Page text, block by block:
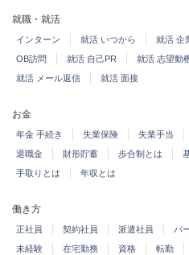
就職・就活
インターン 就活 いつから 就活 企
OB訪問
就活 自己PR 就活 志望動
就活 メール返信
就活 面接
お金
年金 手続き 失業保険 失業手当
退職金
財形貯蓄 歩合制とは
手取りとは
年収とは
働き方
正社員 契約社員 派遣社員 パ
未経験
在宅勤務 資格 転勤